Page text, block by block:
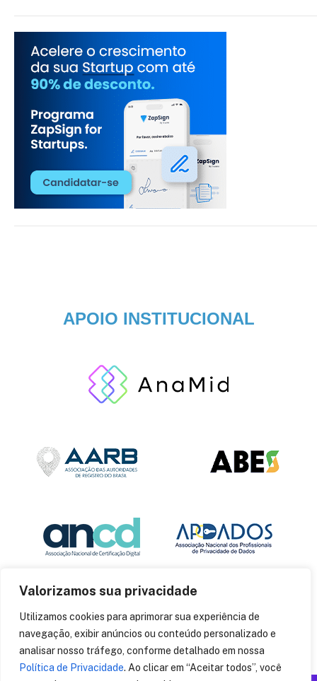
Valorizamos sua privacidade
Utilizamos cookies para aprimorar sua experiência de
navegação, exibir anúncios ou conteúdo personalizado e
analisar nosso tráfego, conforme detalhado em nossa
Política de Privacidade. Ao clicar em “Aceitar todos”, você
APOIO INSTITUCIONAL